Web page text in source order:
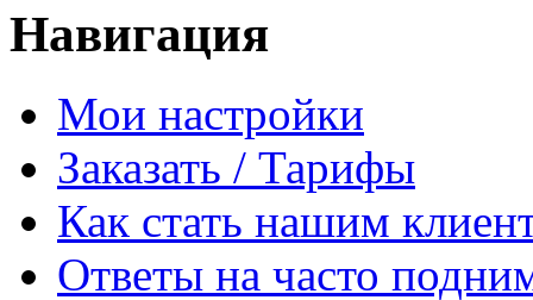
Навигация
Мои настройки
Заказать / Тарифы
Как стать нашим
Ответы на часто